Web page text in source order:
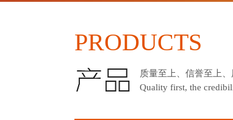
PRODUCTS
质量至上、信誉至上、
Quality first, the